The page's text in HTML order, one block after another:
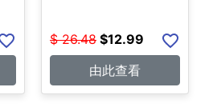
$ 26.48 $12.99
由此查看